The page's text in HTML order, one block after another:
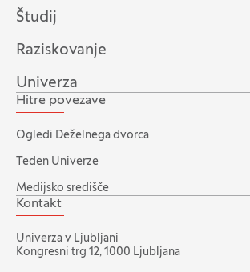
Študij
Raziskovanje
Univerza
Hitre povezave
Ogledi Deželnega dvorca
Teden Univerze
Medijsko središče
Kontakt
Univerza v Ljubljani
Kongresni trg 12, 1000 Ljubljana